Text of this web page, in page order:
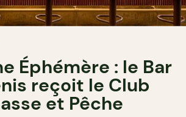
Éphémère : le Bar
reçoit le Club
et Pêche